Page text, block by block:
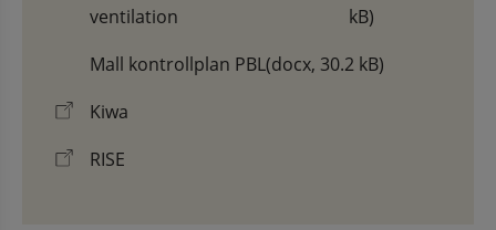
ventilation
kB)
Mall kontrollplan PBL(docx, 30.2 kB)
Kiwa
RISE